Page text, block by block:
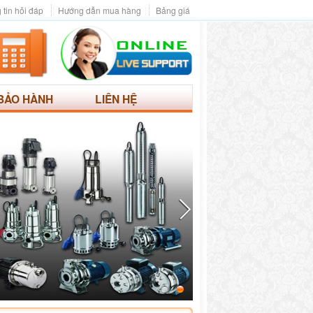
Bảng giá
Hướng dẫn mua hàng
tin hỏi đáp
HÀNH LIÊN HỆ